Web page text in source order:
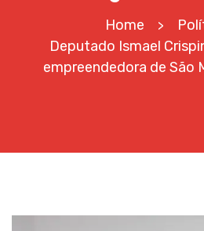
Home >
Deputado Ismael
empreendedora de São